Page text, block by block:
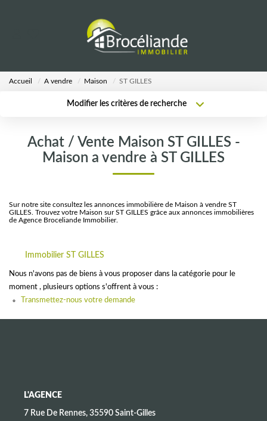
CONTACT
Accueil A vendre Maison ST GILLES
Modifier les critères de recherche
Sélectionnez...
Type de bien
Surface min
Créer une alerte
Achat / Vente Maison ST GILLES -
Maison a vendre à ST GILLES
Sur notre site consultez les annonces immobilière de Maison à vendre ST
GILLES. Trouvez votre Maison sur ST GILLES grâce aux annonces immobilières
de Agence Broceliande Immobilier.
Immobilier ST GILLES
Nous n'avons pas de biens à vous proposer dans la catégorie pour le
moment , plusieurs options s'offrent à vous :
Transmettez-nous votre demande
L'AGENCE
7 Rue De Rennes, 35590 Saint-Gilles